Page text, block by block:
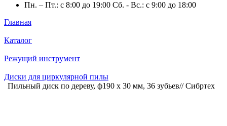
г. Москва, ул. Мосрентген 88Ю Строительный рынок
Пн. – Пт.: с 8:00 до 19:00 Сб. - Вс.: с 9:00 до 18:00
Главная
Каталог
Режущий инструмент